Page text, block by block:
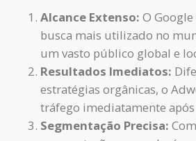
Alcance Extenso: O
busca mais utilizado no
um vasto público global e
Resultados Imediatos:
estratégias orgânicas, o
tráfego imediatamente
Segmentação Precisa: